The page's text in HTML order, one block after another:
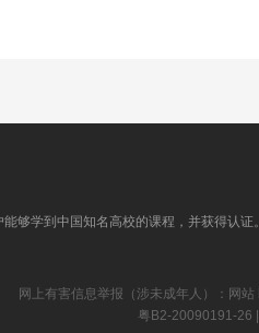
够学到中国知名高校的课程，并获得认证。
网上有害信息举报（涉未成年人）：网站
粤B2-20090191-26